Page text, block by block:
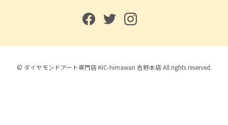
© ダイヤモンドアート専門店 KIC-himawari 吉野本店 All rights reserved.